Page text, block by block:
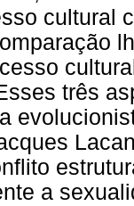
cultural
três
a